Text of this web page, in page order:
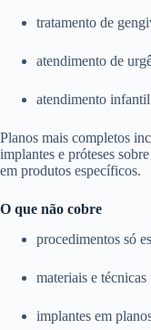
tratamento de
atendimento de
atendimento infantil
Planos mais completos
implantes e próteses
em produtos específicos.
O que não cobre
procedimentos só
materiais e
implantes em